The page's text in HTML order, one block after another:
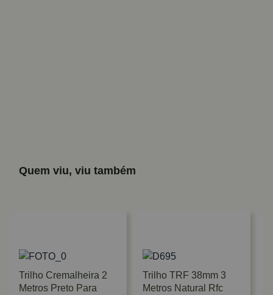
Quem viu, viu também
Trilho Cremalheira 2
Metros Preto Para
Trilho TRF 38mm 3
Metros Natural Rfc